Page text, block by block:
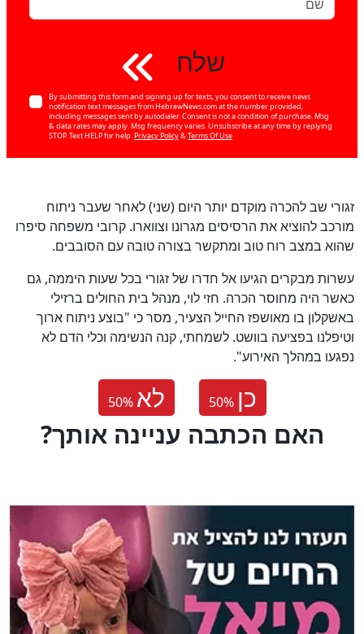
שלח
By submitting this form and signing up for texts, you consent to receive news
notification text messages from HebrewNews.com at the number provided,
including messages sent by autodialer. Consent is not a condition of purchase. Msg
& data rates may apply. Msg frequency varies. Unsubscribe at any time by replying
STOP. Text HELP for help. Privacy Policy& Terms Of Use
זגורי שב להכרה מוקדם יותר היום (שני) לאחר שעבר ניתוח
מורכב להוציא את הרסיסים מגרונו וצווארו. קרובי משפחה סיפרו
שהוא במצב רוח טוב ומתקשר בצורה טובה עם הסובבים.
עשרות מבקרים הגיעו אל חדרו של זגורי בכל שעות היממה, גם
כאשר היה מחוסר הכרה. חזי לוי, מנהל בית החולים ברזילי
באשקלון בו מאושפז החייל הצעיר, מסר כי "בוצע ניתוח ארוך
וטיפלנו בפציעה בוושט. לשמחתי, קנה הנשימה וכלי הדם לא
נפגעו במהלך האירוע".
50% לא 50% כן
?האם הכתבה עניינה אותך